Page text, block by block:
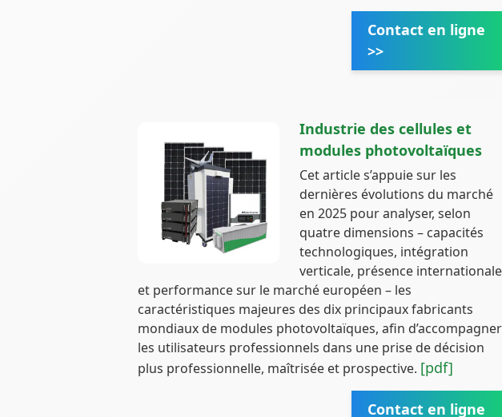
Contact en ligne
>>
Industrie des cellules et
modules photovoltaïques
Cet article s’appuie sur les
dernières évolutions du marché
en 2025 pour analyser, selon
quatre dimensions – capacités
technologiques, intégration
verticale, présence internationale
et performance sur le marché européen – les
caractéristiques majeures des dix principaux fabricants
mondiaux de modules photovoltaïques, afin d’accompagner
les utilisateurs professionnels dans une prise de décision
plus professionnelle, maîtrisée et prospective. [pdf]
Contact en ligne